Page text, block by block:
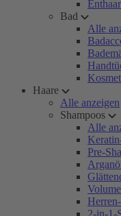
Bad
Alle
Haare
Alle anzeigen
Shampoos
Alle
Pre-
2-in-1-